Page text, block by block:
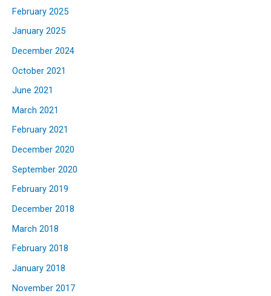
February 2025
January 2025
December 2024
October 2021
June 2021
March 2021
February 2021
December 2020
September 2020
February 2019
December 2018
March 2018
February 2018
January 2018
November 2017